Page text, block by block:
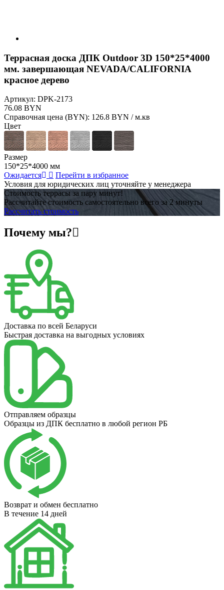
Террасная доска ДПК Outdoor 3D 150*25*4000
мм. завершающая NEVADA/CALIFORNIA
красное дерево
Артикул: DPK-2173
76.08 BYN
Справочная цена (BYN): 126.8 BYN / м.кв
Цвет
Размер
150*25*4000 мм
Ожидается
Перейти в избранное
Условия для юридических лиц уточняйте у менеджера
Стоимость террасы за пару минут!
Рассчитайте стоимость самостоятельно всего за 2 минуты
Рассчитать стоимость
Почему мы?
Доставка по всей Беларуси
Быстрая доставка на выгодных условиях
Отправляем образцы
Образцы из ДПК бесплатно в любой регион РБ
Возврат и обмен бесплатно
В течение 14 дней